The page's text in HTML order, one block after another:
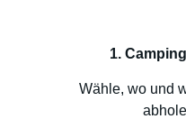
1.
Wähle, wo und